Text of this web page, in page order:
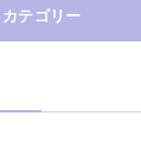
カテゴリー